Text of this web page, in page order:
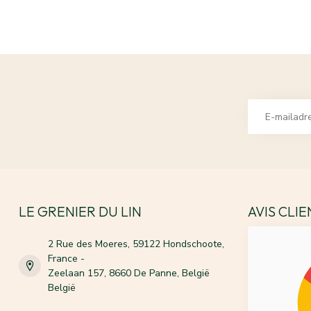
LE GRENIER DU LIN
2 Rue des Moeres, 59122 Hondschoote,
France -
Zeelaan 157, 8660 De Panne, België
België
AVIS